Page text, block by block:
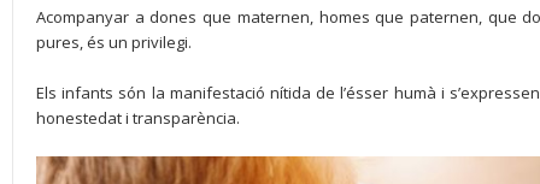
Acompanyar a dones que maternen, homes que paternen, que
pures, és un privilegi.
Els infants són la manifestació nítida de l’ésser humà i
honestedat i transparència.